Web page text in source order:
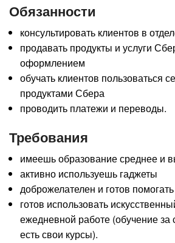
Обязанности
консультировать клиентов в
продавать продукты и услуги
оформлением
обучать клиентов пользоваться
продуктами Сбера
проводить платежи и переводы.
Требования
имеешь образование среднее и
активно используешь гаджеты
доброжелателен и готов
готов использовать
ежедневной работе (обучение
есть свои курсы).